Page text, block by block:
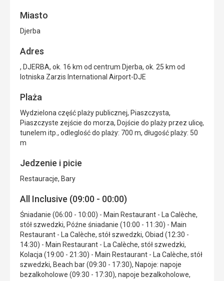
Miasto
Djerba
Adres
, DJERBA, ok. 16 km od centrum Djerba, ok. 25 km od
lotniska Zarzis International Airport-DJE
Plaża
Wydzielona część plaży publicznej, Piaszczysta,
Piaszczyste zejście do morza, Dojście do plaży przez ulicę,
tunelem itp., odleglość do plaży: 700 m, długość plaży: 50
m
Jedzenie i picie
Restauracje, Bary
All Inclusive (09:00 - 00:00)
Śniadanie (06:00 - 10:00) - Main Restaurant - La Calèche,
stół szwedzki, Późne śniadanie (10:00 - 11:30) - Main
Restaurant - La Calèche, stół szwedzki, Obiad (12:30 -
14:30) - Main Restaurant - La Calèche, stół szwedzki,
Kolacja (19:00 - 21:30) - Main Restaurant - La Calèche, stół
szwedzki, Beach bar (09:30 - 17:30), Napoje: napoje
bezalkoholowe (09:30 - 17:30), napoje bezalkoholowe,